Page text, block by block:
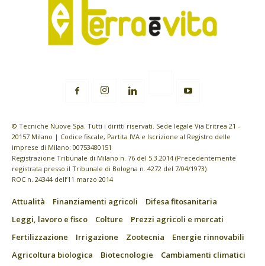
© Tecniche Nuove Spa. Tutti i diritti riservati. Sede legale Via Eritrea 21 -
20157 Milano | Codice fiscale, Partita IVA e Iscrizione al Registro delle
imprese di Milano: 00753480151
Registrazione Tribunale di Milano n. 76 del 5.3.2014 (Precedentemente
registrata presso il Tribunale di Bologna n. 4272 del 7/04/1973)
ROC n. 24344 dell’11 marzo 2014
Attualità Finanziamenti agricoli
Difesa fitosanitaria
Leggi, lavoro e fisco
Colture
Prezzi agricoli e mercati
Fertilizzazione
Irrigazione Zootecnia
Energie rinnovabili
Agricoltura biologica
Biotecnologie
Cambiamenti climatici